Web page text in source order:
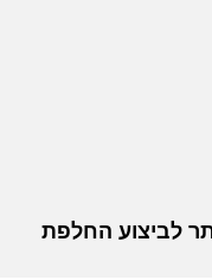
לביצוע החלפת